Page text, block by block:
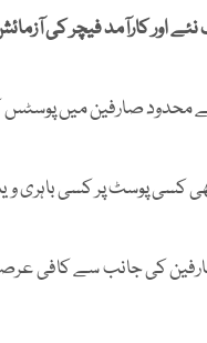
اور کارآمد فیچر کی
محدود صارفین میں
کسی پوسٹ پر کسی
کی جانب سے کافی